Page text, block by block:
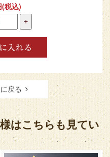
(税込)
+
戻る
はこちらも見てい